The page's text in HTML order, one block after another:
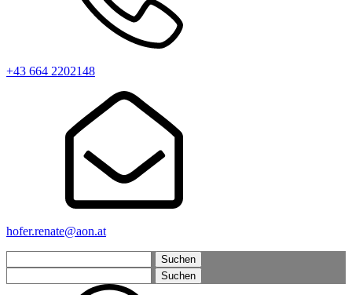
+43 664 2202148
hofer.renate@aon.at
nach:
nach: